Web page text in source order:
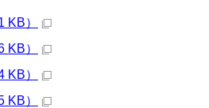
KB）
KB）
KB）
KB）